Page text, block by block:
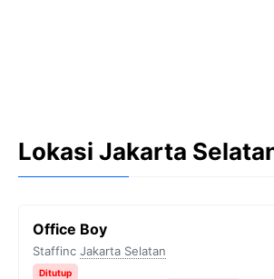
Lokasi Jakarta
Office Boy
Staffinc Jakarta Selatan
Ditutup